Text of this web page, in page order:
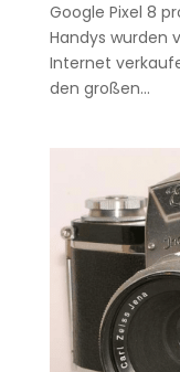
Google Pixel 8
Handys wurden
Internet
den großen...